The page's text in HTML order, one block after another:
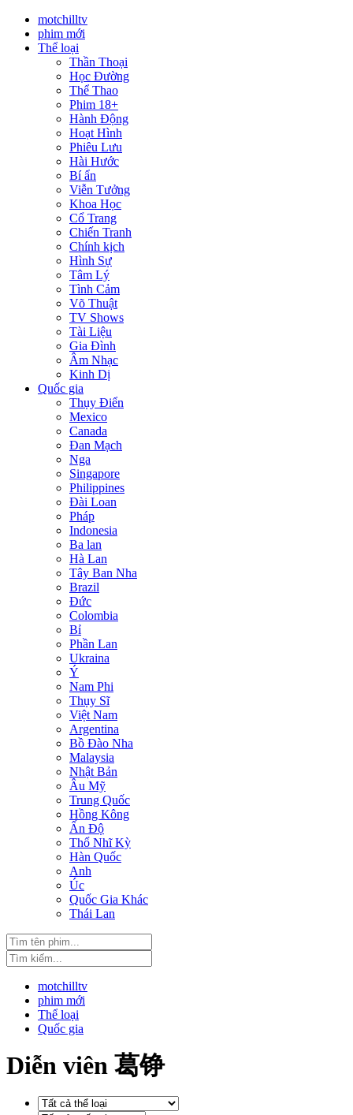
motchilltv
phim mới
Thể loại
Thần Thoại
Học Đường
Thể Thao
Phim 18+
Hành Động
Hoạt Hình
Phiêu Lưu
Hài Hước
Bí ẩn
Viễn Tưởng
Khoa Học
Cổ Trang
Chiến Tranh
Chính kịch
Hình Sự
Tâm Lý
Tình Cảm
Võ Thuật
TV Shows
Tài Liệu
Gia Đình
Âm Nhạc
Kinh Dị
Quốc gia
Thụy Điển
Mexico
Canada
Đan Mạch
Nga
Singapore
Philippines
Đài Loan
Pháp
Indonesia
Ba lan
Hà Lan
Tây Ban Nha
Brazil
Đức
Colombia
Bỉ
Phần Lan
Ukraina
Ý
Nam Phi
Thụy Sĩ
Việt Nam
Argentina
Bồ Đào Nha
Malaysia
Nhật Bản
Âu Mỹ
Trung Quốc
Hồng Kông
Ấn Độ
Thổ Nhĩ Kỳ
Hàn Quốc
Anh
Úc
Quốc Gia Khác
Thái Lan
motchilltv
phim mới
Thể loại
Quốc gia
Diễn viên 葛铮